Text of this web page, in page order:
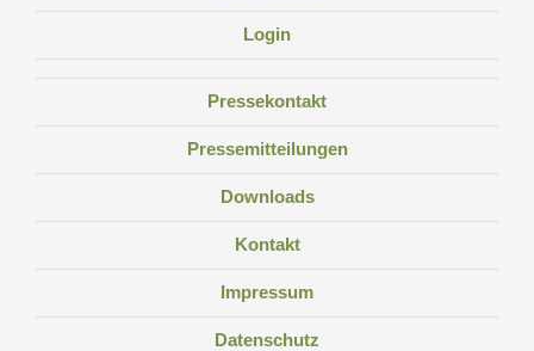
Login
Pressekontakt
Pressemitteilungen
Downloads
Kontakt
Impressum
Datenschutz